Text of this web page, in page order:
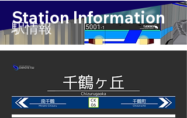
Station Information
​駅情報